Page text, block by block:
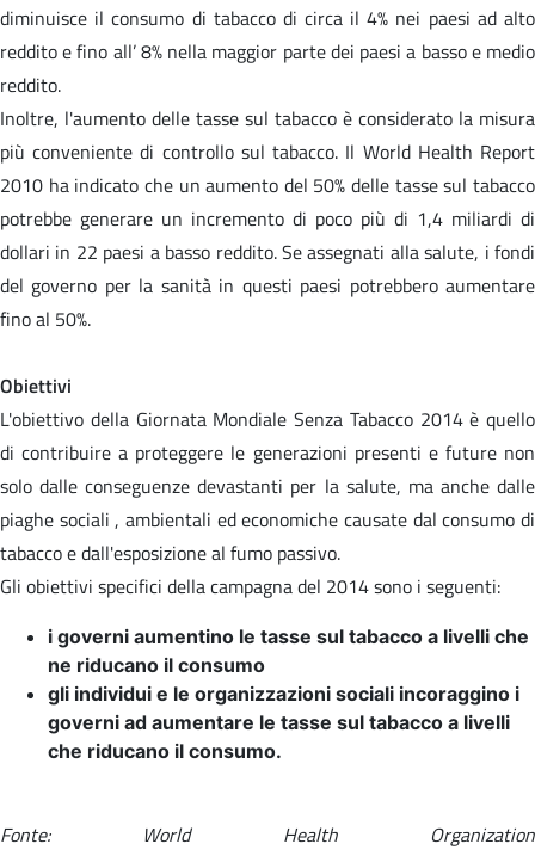
diminuisce il consumo di tabacco di circa il 4% nei paesi ad alto
reddito e fino all’ 8% nella maggior parte dei paesi a basso e medio
reddito.
Inoltre, l'aumento delle tasse sul tabacco è considerato la misura
più conveniente di controllo sul tabacco. Il World Health Report
2010 ha indicato che un aumento del 50% delle tasse sul tabacco
potrebbe generare un incremento di poco più di 1,4 miliardi di
dollari in 22 paesi a basso reddito. Se assegnati alla salute, i fondi
del governo per la sanità in questi paesi potrebbero aumentare
fino al 50%.
Obiettivi
L'obiettivo della Giornata Mondiale Senza Tabacco 2014 è quello
di contribuire a proteggere le generazioni presenti e future non
solo dalle conseguenze devastanti per la salute, ma anche dalle
piaghe sociali , ambientali ed economiche causate dal consumo di
tabacco e dall'esposizione al fumo passivo.
Gli obiettivi specifici della campagna del 2014 sono i seguenti:
i governi aumentino le tasse sul tabacco a livelli che
ne riducano il consumo
gli individui e le organizzazioni sociali incoraggino i
governi ad aumentare le tasse sul tabacco a livelli
che riducano il consumo.
Fonte: World Health Organization